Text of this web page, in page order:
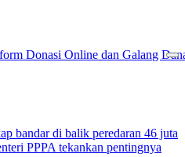
Donasi Online dan Galang
bandar di balik peredaran 46 juta
PPPA tekankan pentingnya